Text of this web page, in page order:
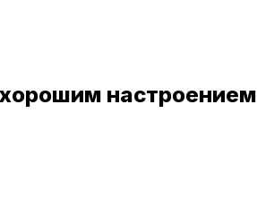
настроением